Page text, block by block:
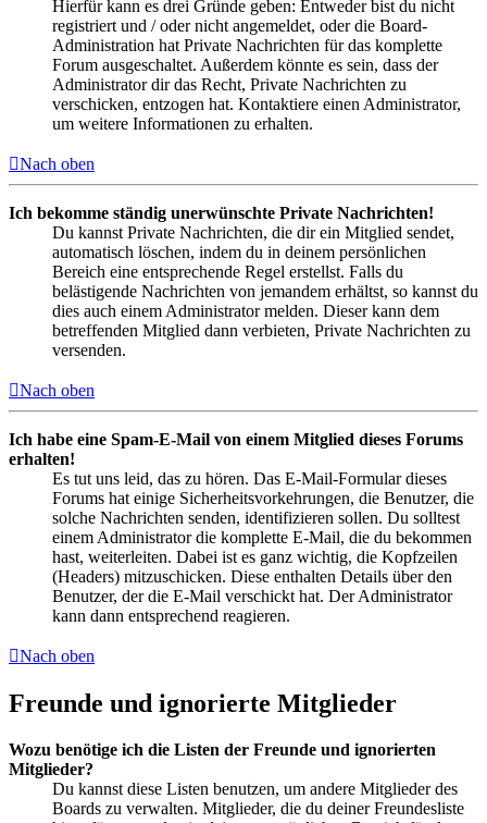
Hierfür kann es drei Gründe geben: Entweder bist du nicht
registriert und / oder nicht angemeldet, oder die Board-
Administration hat Private Nachrichten für das komplette
Forum ausgeschaltet. Außerdem könnte es sein, dass der
Administrator dir das Recht, Private Nachrichten zu
verschicken, entzogen hat. Kontaktiere einen Administrator,
um weitere Informationen zu erhalten.
Nach oben
Ich bekomme ständig unerwünschte Private Nachrichten!
Du kannst Private Nachrichten, die dir ein Mitglied sendet,
automatisch löschen, indem du in deinem persönlichen
Bereich eine entsprechende Regel erstellst. Falls du
belästigende Nachrichten von jemandem erhältst, so kannst du
dies auch einem Administrator melden. Dieser kann dem
betreffenden Mitglied dann verbieten, Private Nachrichten zu
versenden.
Nach oben
Ich habe eine Spam-E-Mail von einem Mitglied dieses Forums
erhalten!
Es tut uns leid, das zu hören. Das E-Mail-Formular dieses
Forums hat einige Sicherheitsvorkehrungen, die Benutzer, die
solche Nachrichten senden, identifizieren sollen. Du solltest
einem Administrator die komplette E-Mail, die du bekommen
hast, weiterleiten. Dabei ist es ganz wichtig, die Kopfzeilen
(Headers) mitzuschicken. Diese enthalten Details über den
Benutzer, der die E-Mail verschickt hat. Der Administrator
kann dann entsprechend reagieren.
Nach oben
Freunde und ignorierte Mitglieder
Wozu benötige ich die Listen der Freunde und ignorierten
Mitglieder?
Du kannst diese Listen benutzen, um andere Mitglieder des
Boards zu verwalten. Mitglieder, die du deiner Freundesliste